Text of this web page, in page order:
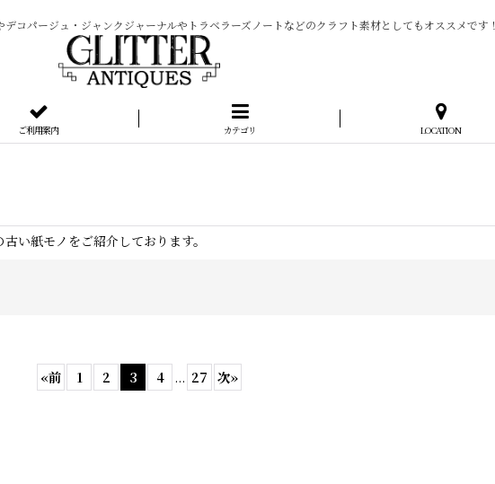
コパージュ・ジャンクジャーナルやトラベラーズノートなどのクラフト素材としてもオススメです！
ご利用案内 カテゴリ LOCATION
い紙モノをご紹介しております。
«前 1 2 3 4 ... 27 次»